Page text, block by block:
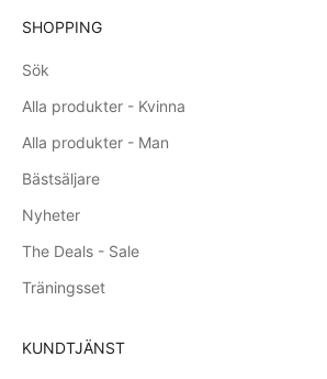
SHOPPING
Sök
Alla produkter - Kvinna
Alla produkter - Man
Bästsäljare
Nyheter
The Deals - Sale
Träningsset
KUNDTJÄNST